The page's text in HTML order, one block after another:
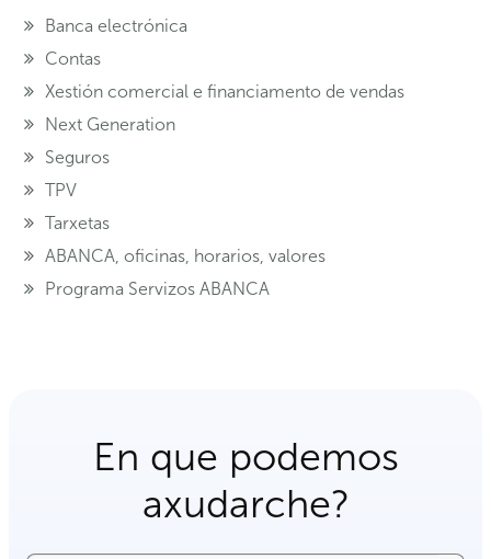
Banca electrónica
Contas
Xestión comercial e financiamento de vendas
Next Generation
Seguros
TPV
Tarxetas
ABANCA, oficinas, horarios, valores
Programa Servizos ABANCA
En que podemos
axudarche?